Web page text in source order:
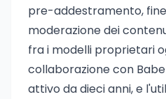
pre-addestramento,
moderazione dei
fra i modelli proprietari
collaborazione con
attivo da dieci anni, e